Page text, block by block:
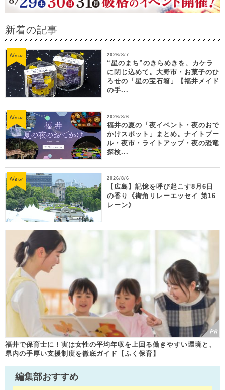
新着の記事
2026/8/7
“星のまち”のきらめきを、カケラ
に閉じ込めて。大野市・お菓子のひ
ろせの「星の宝石箱」【福井メイド
の手...
2026/8/6
福井の夏の「夜イベント・夜のおで
かけスポット」まとめ。ナイトプー
ル・夜市・ライトアップ・夜の恐竜
探検...
2026/8/6
【広島】記憶を呼び起こす8月6日
の香り《街角リレーエッセイ 第16
レーン》
福井で保育士に！実は女性の平均年収を上回る働きやすい環境と、
県内の手厚い支援制度を徹底ガイド【ふく保育】
編集部おすすめ